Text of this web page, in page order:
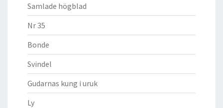
Samlade högblad
Nr 35
Bonde
Svindel
Gudarnas kung i uruk
Ly